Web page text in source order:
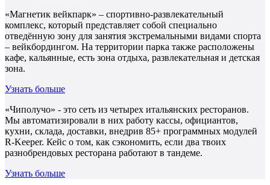
«Магнетик вейкпарк» – спортивно-развлекательный
комплекс, который представляет собой специально
отведённую зону для занятия экстремальными видами спорта
– вейкбордингом. На территории парка также расположены
кафе, кальянные, есть зона отдыха, развлекательная и детская
зона.
Узнать больше
«Чиполучо» - это сеть из четырех итальянских ресторанов.
Мы автоматизировали в них работу кассы, официантов,
кухни, склада, доставки, внедрив 85+ программных модулей
R-Keeper. Кейс о том, как сэкономить, если два твоих
разнобрендовых ресторана работают в тандеме.
Узнать больше